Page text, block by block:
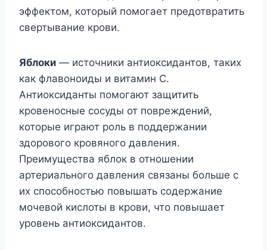
эффектом, который помогает предотвратить
свертывание крови.
Яблоки — источники антиоксидантов, таких
как флавоноиды и витамин С.
Антиоксиданты помогают защитить
кровеносные сосуды от повреждений,
которые играют роль в поддержании
здорового кровяного давления.
Преимущества яблок в отношении
артериального давления связаны больше с
их способностью повышать содержание
мочевой кислоты в крови, что повышает
уровень антиоксидантов.